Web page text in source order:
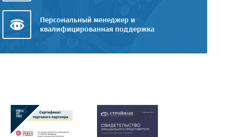
Персональный менеджер и
квалифицированная поддержка